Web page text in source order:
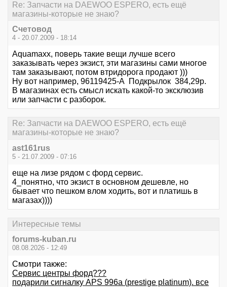
Re: Запчасти на DAEWOO ESPERO, есть ещё
магазины-которые не знаю?
Счетовод
4 - 20.07.2009 - 18:14
Aquamaxx, поверь такие вещи лучше всего
заказывать через экзист, эти магазины сами многое
там заказывают, потом втридорога продают )))
Ну вот например, 96119425-A Подкрылок 384,29р.
В магазинах есть смысл искать какой-то эксклюзив
или запчасти с разборок.
Re: Запчасти на DAEWOO ESPERO, есть ещё
магазины-которые не знаю?
ast161rus
5 - 21.07.2009 - 07:16
еще на лизе рядом с форд сервис.
4_понятно, что экзист в основном дешевле, но
бывает что пешком влом ходить, вот и платишь в
магазах))))
Интересные темы
forums-kuban.ru
08.08.2026 - 12:49
Смотри также:
Сервис центры форд???
подарили сигналку APS 996a (prestige platinum). все